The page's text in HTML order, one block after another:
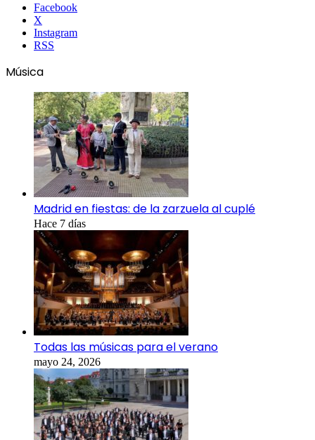
Facebook
X
Instagram
RSS
Música
Madrid en fiestas: de la zarzuela al cuplé
Hace 7 días
Todas las músicas para el verano
mayo 24, 2026